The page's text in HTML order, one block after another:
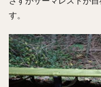
す。